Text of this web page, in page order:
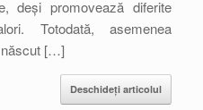
deși promovează diferite
Totodată, asemenea
născut […]
Deschideți articolul